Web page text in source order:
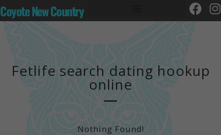
Coyote New Country
Fetlife search dating hookup
online
Nothing Found!